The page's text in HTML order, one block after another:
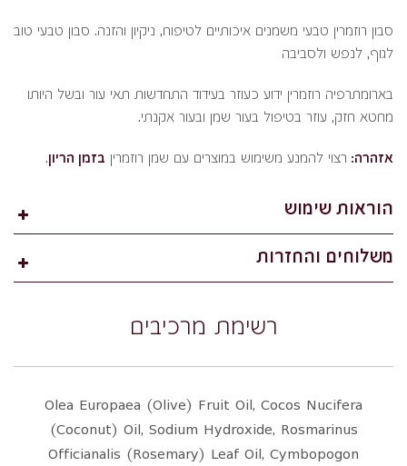
סבון רוזמרין טבעי משמנים איכותיים לטיפוח, ניקיון והזנה. סבון טבעי טוב
לגוף, לנפש ולסביבה
בארומתרפיה רוזמרין ידוע כעוזר בעידוד התחדשות תאי עור ובשל היותו
מחטא חזק, עוזר בטיפול בעור שמן ובעור אקנתי.
אזהרה: רצוי להמנע משימוש במוצרים עם שמן רוזמרין בזמן הריון.
הוראות שימוש
משלוחים והחזרות
רשימת מרכיבים
Olea Europaea (Olive) Fruit Oil, Cocos Nucifera
(Coconut) Oil, Sodium Hydroxide, Rosmarinus
Officianalis (Rosemary) Leaf Oil, Cymbopogon